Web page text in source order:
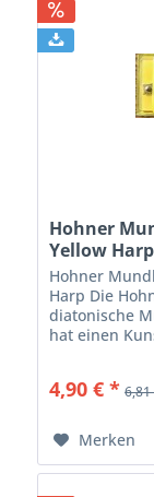
Hohner
Yellow Harp
Hohner
Harp Die
diatonische
hat einen
4,90 € *
Merken